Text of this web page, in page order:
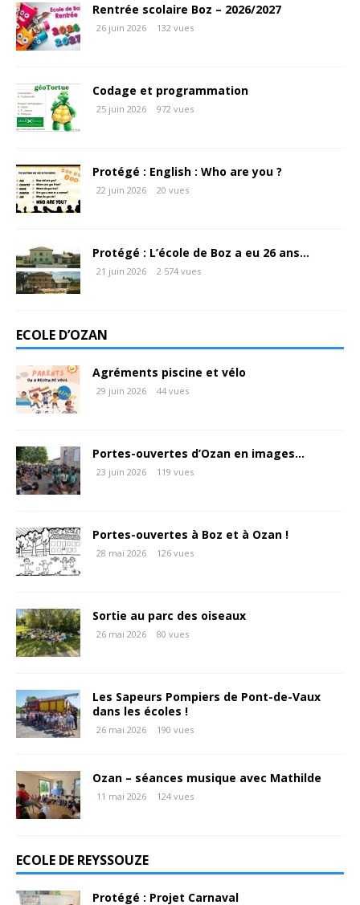
Rentrée scolaire Boz – 2026/2027
26 juin 2026 132 vues
Codage et programmation
25 juin 2026 972 vues
Protégé : English : Who are you ?
22 juin 2026 20 vues
Protégé : L’école de Boz a eu 26 ans…
21 juin 2026 2 574 vues
ECOLE D’OZAN
Agréments piscine et vélo
29 juin 2026 44 vues
Portes-ouvertes d’Ozan en images…
23 juin 2026 119 vues
Portes-ouvertes à Boz et à Ozan !
28 mai 2026 126 vues
Sortie au parc des oiseaux
26 mai 2026 80 vues
Les Sapeurs Pompiers de Pont-de-Vaux
dans les écoles !
26 mai 2026 190 vues
Ozan – séances musique avec Mathilde
11 mai 2026 124 vues
ECOLE DE REYSSOUZE
Protégé : Projet Carnaval